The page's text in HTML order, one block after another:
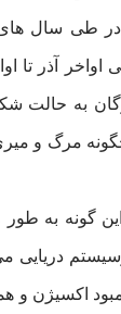
اواخر آذر تا
به حالت
مرگ و
گونه به طور
اکسیژن و